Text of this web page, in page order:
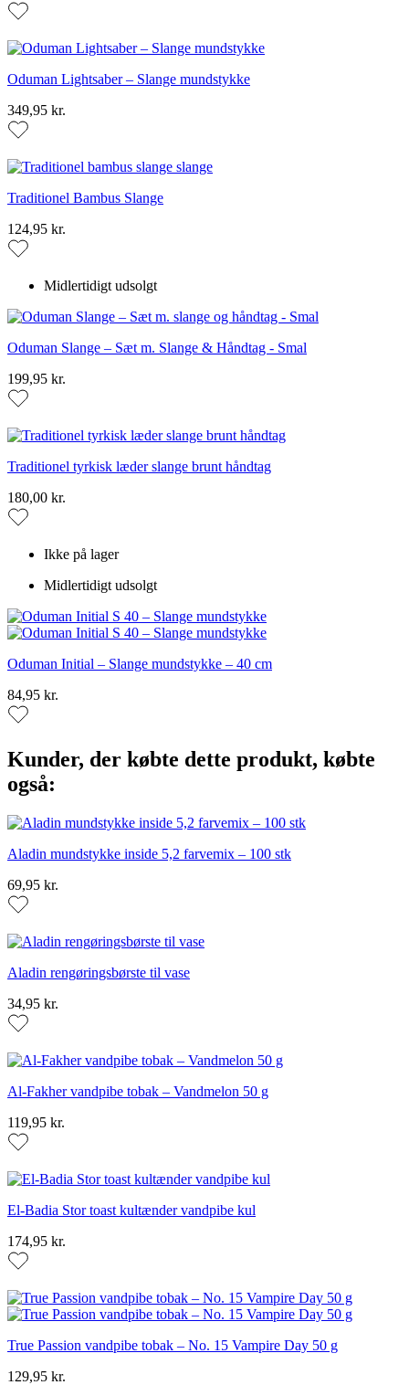
Oduman Lightsaber – Slange mundstykke
349,95 kr.
Traditionel Bambus Slange
124,95 kr.
Midlertidigt udsolgt
Oduman Slange – Sæt m. Slange & Håndtag - Smal
199,95 kr.
Traditionel tyrkisk læder slange brunt håndtag
180,00 kr.
Ikke på lager
Midlertidigt udsolgt
Oduman Initial – Slange mundstykke – 40 cm
84,95 kr.
Kunder, der købte dette produkt, købte
også:
Aladin mundstykke inside 5,2 farvemix – 100 stk
69,95 kr.
Aladin rengøringsbørste til vase
34,95 kr.
Al-Fakher vandpibe tobak – Vandmelon 50 g
119,95 kr.
El-Badia Stor toast kultænder vandpibe kul
174,95 kr.
True Passion vandpibe tobak – No. 15 Vampire Day 50 g
129,95 kr.